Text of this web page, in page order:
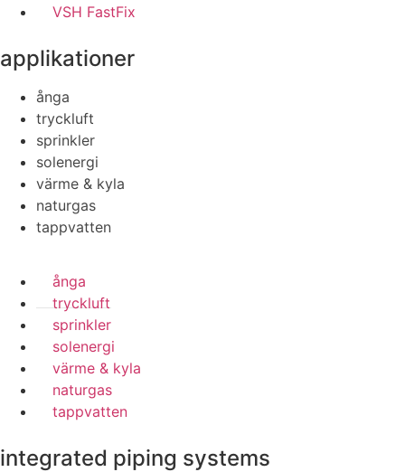
VSH FastFix
applikationer
ånga
tryckluft
sprinkler
solenergi
värme & kyla
naturgas
tappvatten
ånga
tryckluft
sprinkler
solenergi
värme & kyla
naturgas
tappvatten
integrated piping systems